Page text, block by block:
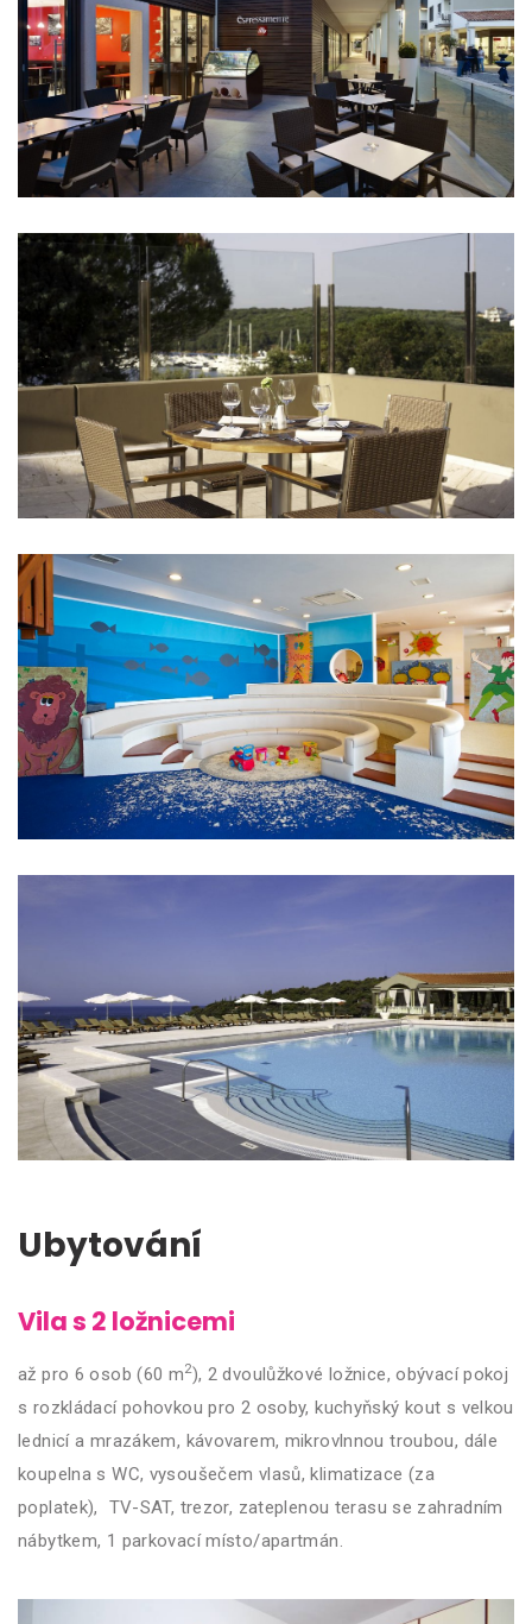
Ubytování
Vila s 2 ložnicemi
až pro 6 osob (60 m2), 2 dvoulůžkové ložnice, obývací pokoj
s rozkládací pohovkou pro 2 osoby, kuchyňský kout s velkou
lednicí a mrazákem, kávovarem, mikrovlnnou troubou, dále
koupelna s WC, vysoušečem vlasů, klimatizace (za
poplatek), TV-SAT, trezor, zateplenou terasu se zahradním
nábytkem, 1 parkovací místo/apartmán.